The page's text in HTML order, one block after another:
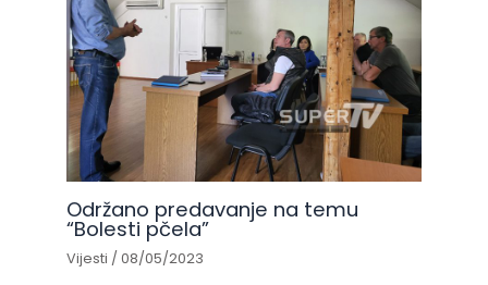
Održano predavanje na temu
“Bolesti pčela”
Vijesti /08/05/2023